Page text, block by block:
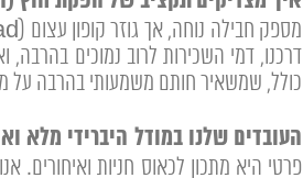
דרכנו, דמי השכירות לרוב נמוכים
כולל, שמשאיר חותם משמעותי בהרבה על
העובדים שלנו במודל היברידי